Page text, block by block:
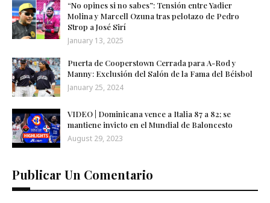
“No opines si no sabes”: Tensión entre Yadier
Molina y Marcell Ozuna tras pelotazo de Pedro
Strop a José Sirí
January 13, 2025
Puerta de Cooperstown Cerrada para A-Rod y
Manny: Exclusión del Salón de la Fama del Béisbol
January 25, 2024
VIDEO | Dominicana vence a Italia 87 a 82; se
mantiene invicto en el Mundial de Baloncesto
August 29, 2023
Publicar Un Comentario